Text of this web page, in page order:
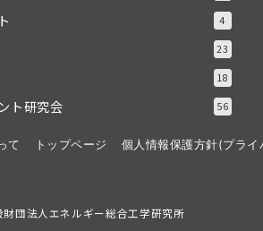
4
23
18
ト研究会 56
て トップページ 個人情報保護方針(プラ
財団法人エネルギー総合工学研究所